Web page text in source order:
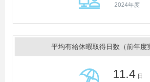
2024年度
平均有給休暇取得日数（前年度
11.4 日